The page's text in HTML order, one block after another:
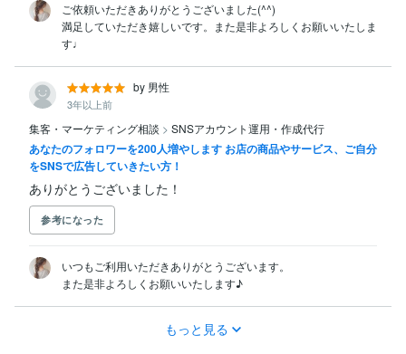
ご依頼いただきありがとうございました(^^)
満足していただき嬉しいです。また是非よろしくお願いいたしま
す♩
by 男性
3年以上前
集客・マーケティング相談 > SNSアカウント運用・作成代行
あなたのフォロワーを200人増やします お店の商品やサービス、ご自分
をSNSで広告していきたい方！
ありがとうございました！
参考になった
いつもご利用いただきありがとうございます。
また是非よろしくお願いいたします♪
もっと見る